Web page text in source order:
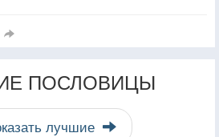
ПОСЛОВИЦЫ
лучшие